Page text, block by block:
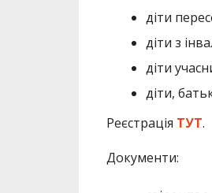
діти
діти з
діти
діти,
Реєстрація ТУТ.
Документи: